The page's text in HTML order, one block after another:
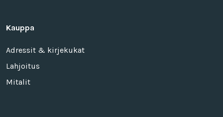
Kauppa
Adressit & kirjekukat
Lahjoitus
Mitalit